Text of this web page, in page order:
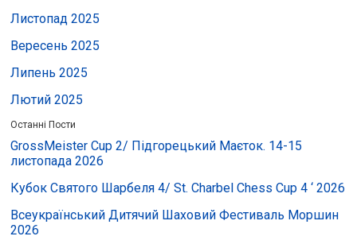
Листопад 2025
Вересень 2025
Липень 2025
Лютий 2025
Останні Пости
GrossMeister Cup 2/ Підгорецький Маєток. 14-15
листопада 2026
Кубок Святого Шарбеля 4/ St. Charbel Chess Cup 4 ‘ 2026
Всеукраїнський Дитячий Шаховий Фестиваль Моршин
2026